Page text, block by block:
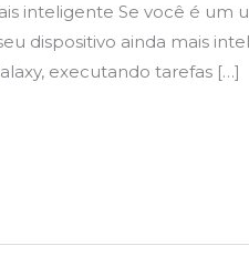
inteligente Se você é um
dispositivo ainda mais
executando tarefas […]